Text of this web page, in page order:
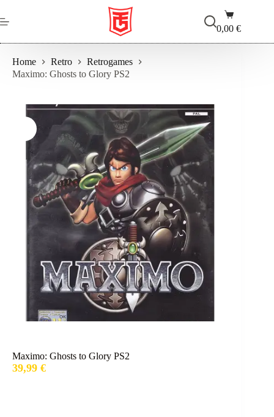
al
contenuto
Carrello
0,00€
Home Retro
Retrogames
Maximo: Ghosts to Glory PS2
Maximo: Ghosts to Glory PS2
39,99 €